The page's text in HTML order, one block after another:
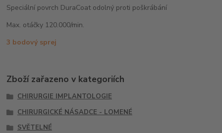
Speciální povrch DuraCoat odolný proti poškrábání
Max. otáčky 120.000/min.
3 bodový sprej
Zboží zařazeno v kategoriích
CHIRURGIE IMPLANTOLOGIE
CHIRURGICKÉ NÁSADCE - LOMENÉ
SVĚTELNÉ